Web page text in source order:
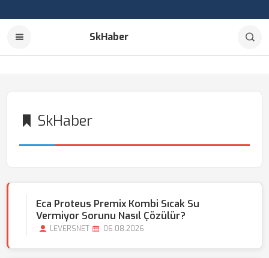
SkHaber
SkHaber
Eca Proteus Premix Kombi Sıcak Su
Vermiyor Sorunu Nasıl Çözülür?
LEVERSNET 06.08.2026